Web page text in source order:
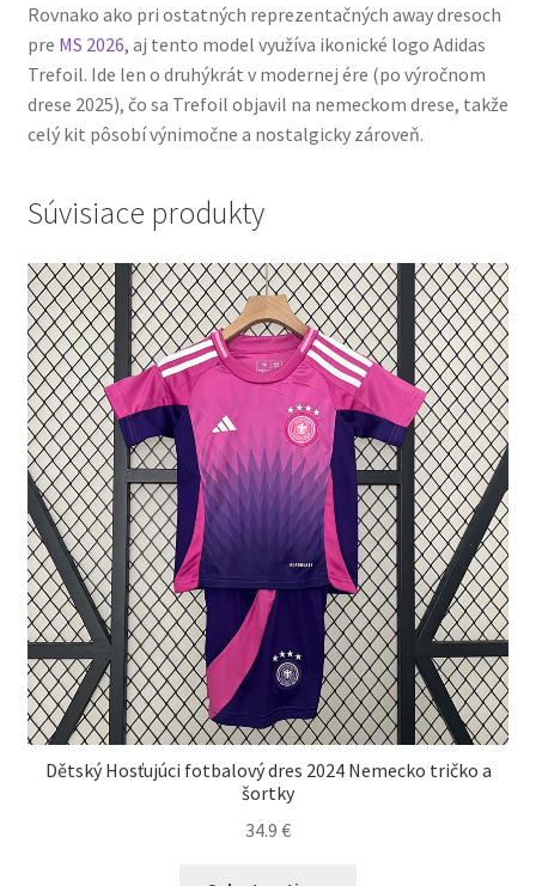
Rovnako ako pri ostatných reprezentačných away dresoch
pre MS 2026, aj tento model využíva ikonické logo Adidas
Trefoil. Ide len o druhýkrát v modernej ére (po výročnom
drese 2025), čo sa Trefoil objavil na nemeckom drese, takže
celý kit pôsobí výnimočne a nostalgicky zároveň.
Súvisiace produkty
Dětský Hosťujúci fotbalový dres 2024 Nemecko tričko a
šortky
34.9 €